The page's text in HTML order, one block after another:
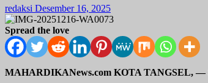
redaksi Desember 16, 2025
Spread the love
MAHARDIKANews.com KOTA TANGSEL, —